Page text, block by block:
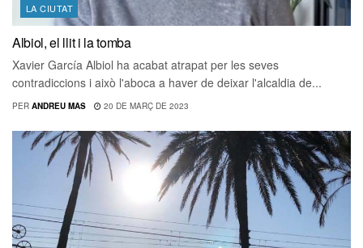
LA CIUTAT
Albiol, el llit i la tomba
Xavier García Albiol ha acabat atrapat per les seves
contradiccions i això l'aboca a haver de deixar l'alcaldia de...
PER ANDREU MAS 20 DE MARÇ DE 2023